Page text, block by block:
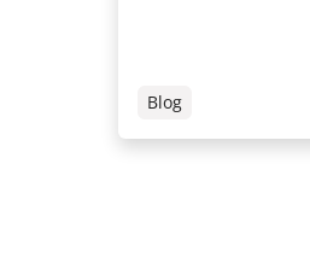
Blog